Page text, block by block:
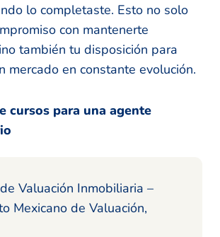
lo completaste. Esto no solo
con mantenerte
también tu disposición para
mercado en constante evolución.
cursos para una agente
Valuación Inmobiliaria –
Mexicano de Valuación,